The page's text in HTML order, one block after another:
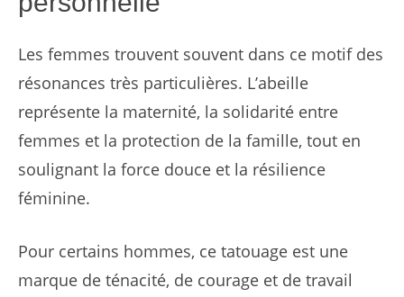
Les femmes trouvent souvent dans ce motif des
résonances très particulières. L’abeille
représente la maternité, la solidarité entre
femmes et la protection de la famille, tout en
soulignant la force douce et la résilience
féminine.
Pour certains hommes, ce tatouage est une
marque de ténacité, de courage et de travail